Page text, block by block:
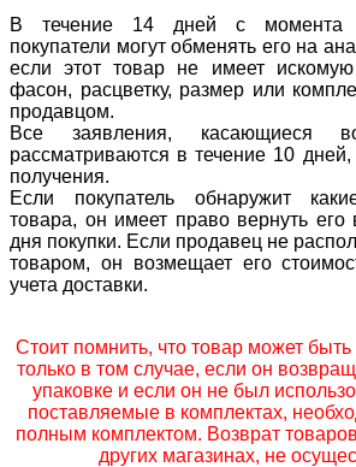
В течение 14 дней с момента
покупатели могут обменять его на
если этот товар не имеет
фасон, расцветку, размер или
продавцом.
Все заявления, касающиеся
рассматриваются в течение 10
получения.
Если покупатель обнаружит
товара, он имеет право вернуть
дня покупки. Если продавец не
товаром, он возмещает его
учета доставки.
Стоит помнить, что товар может
только в том случае, если он
упаковке и если он не был
поставляемые в комплектах,
полным комплектом. Возврат
других магазинах, не